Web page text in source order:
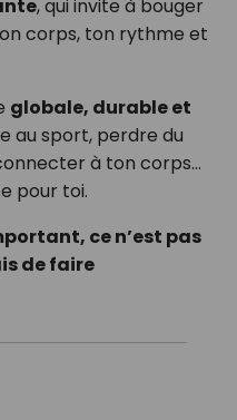
, qui invite à bouger
corps, ton rythme et
globale, durable et
au sport, perdre du
à ton corps…
pour toi.
ce n’est pas
de faire